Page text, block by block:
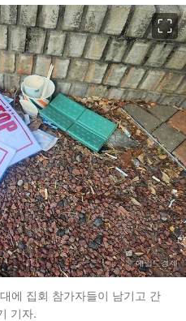
에 집회 참가자들이 남기고 간
기자.